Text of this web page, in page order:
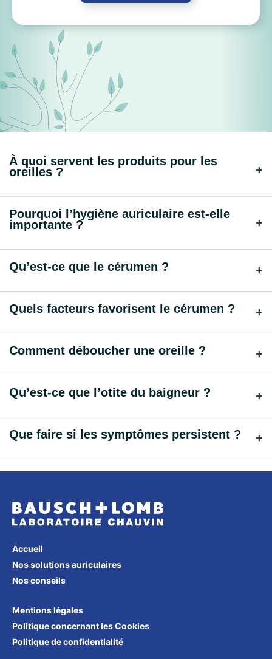
À quoi servent les produits pour les
oreilles ?
+
Pourquoi l’hygiène auriculaire est-elle
importante ?
+
Qu’est-ce que le cérumen ? +
Quels facteurs favorisent le cérumen ? +
Comment déboucher une oreille ? +
Qu’est-ce que l’otite du baigneur ? +
Que faire si les symptômes persistent ? +
Accueil
Nos solutions auriculaires
Nos conseils
Mentions légales
Politique concernant les Cookies
Politique de confidentialité